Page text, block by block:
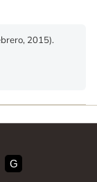
2015).
G